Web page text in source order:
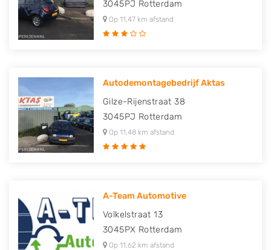
3045PJ Rotterdam
Op 11,47 km afstand
Autodemontagebedrijf Aktas
Gilze-Rijenstraat 38
3045PJ Rotterdam
Op 11,48 km afstand
A-Team Automotive
Volkelstraat 13
3045PX Rotterdam
Op 11,62 km afstand